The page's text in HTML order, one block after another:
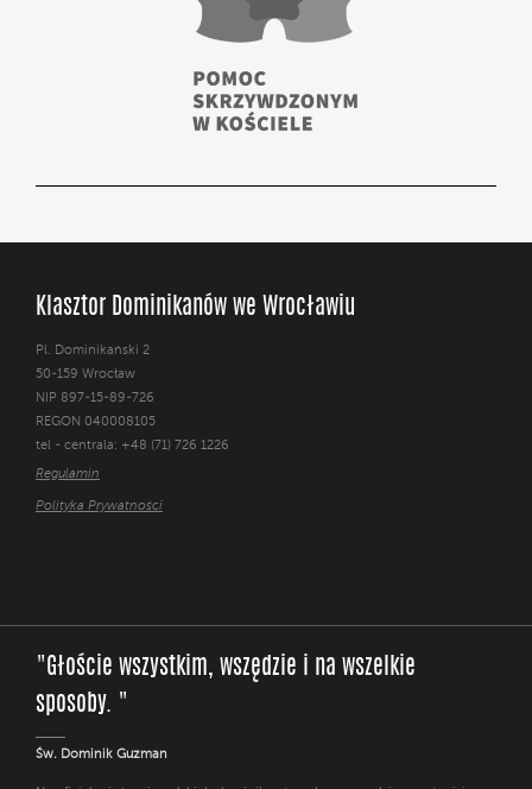
Klasztor Dominikanów we Wrocławiu
Pl. Dominikański 2
50-159 Wrocław
NIP 897-15-89-726
REGON 040008105
tel - centrala: +48 (71) 726 1226
Regulamin
Polityka Prywatności
"Głoście wszystkim, wszędzie i na wszelkie
sposoby. "
Św. Dominik Guzman